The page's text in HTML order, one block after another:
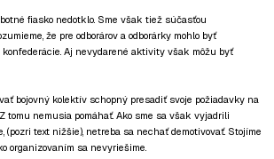
fiasko nedotklo. Sme však tiež súčasťou
že pre odborárov a odborárky mohlo byť
Aj nevydarené aktivity však môžu byť
bojovný kolektív schopný presadiť svoje požiadavky na
tomu nemusia pomáhať. Ako sme sa však vyjadrili
(pozri text nižšie), netreba sa nechať demotivovať. Stojíme
organizovaním sa nevyriešime.